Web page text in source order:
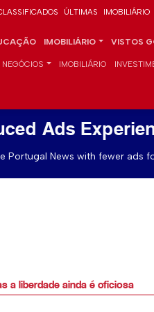
ÚLTIMAS IMOBILIÁRIO
IMOBILIÁRIO VISTOS
NEGÓCIOS IMOBILIÁRIO
Ads
Portugal News with fewer ads
a liberdade ainda é oficiosa